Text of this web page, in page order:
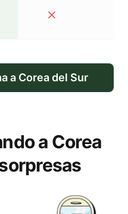
a Corea del Sur
a Corea